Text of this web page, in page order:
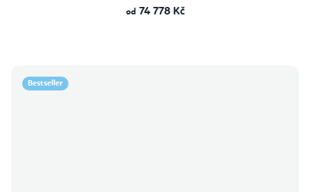
od 74 778 Kč
Bestseller